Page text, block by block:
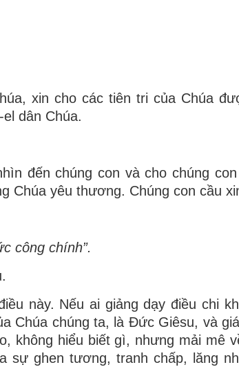
xin cho các tiên tri của Chúa
dân Chúa.
đến chúng con và cho chúng
Chúa yêu thương. Chúng con cầu
công chính”.
này. Nếu ai giảng dạy điều chi
Chúa chúng ta, là Ðức Giêsu, và
không hiểu biết gì, nhưng mải mê
sự ghen tương, tranh chấp, lăng